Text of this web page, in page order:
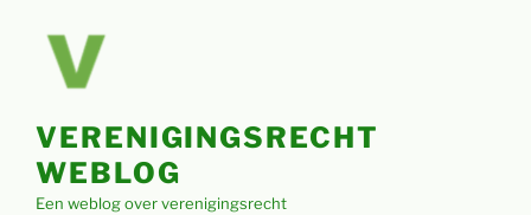
VERENIGINGSRECHT
WEBLOG
Een weblog over verenigingsrecht